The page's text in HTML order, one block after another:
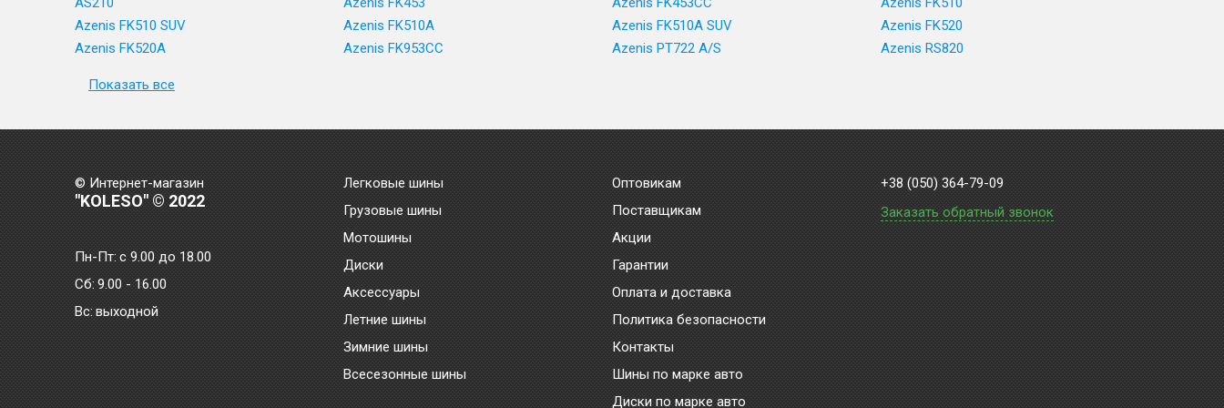
Azenis FK510 SUV
Azenis FK510A Azenis FK510A SUV
Azenis FK520
Azenis FK520A
Azenis FK953CC Azenis PT722 A/S Azenis RS820
Показать все
© Интернет-магазин
"KOLESO" © 2022
Пн-Пт:с 9.00 до 18.00
Сб: 9.00 - 16.00
Bc: выходной
Легковые шины
Грузовые шины
Мотошины
Диски
Аксессуары
Летние шины
Зимние шины
Всесезонные шины
Оптовикам
Поставщикам
Акции
Гарантии
Оплата и доставка
Политика безопасности
Контакты
Шины по марке авто
Диски по марке авто
+38 (050) 364-79-09
Заказать обратный звонок